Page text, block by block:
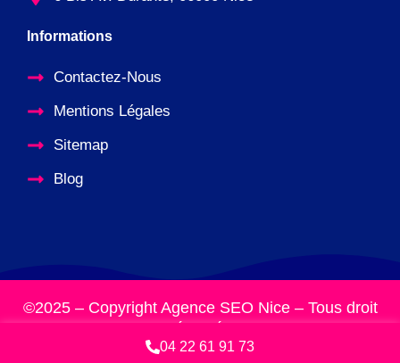
04 22 61 91 73
Informations
Contactez-Nous
Mentions Légales
Sitemap
Blog
©2025 – Copyright Agence SEO Nice – Tous droit
réservés